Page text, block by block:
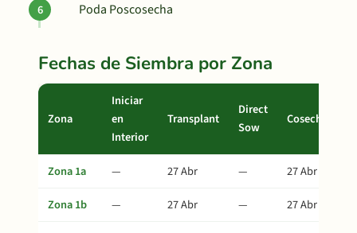
Poda Poscosecha
Fechas de Siembra por Zona
Zona
Iniciar
en
Interior
Transplant
Direct
Sow
Cosecha
Zona 1a — 27 Abr —
27 Abr
Zona 1b
— 27 Abr —
27 Abr